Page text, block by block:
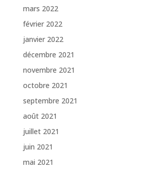
mars 2022
février 2022
janvier 2022
décembre 2021
novembre 2021
octobre 2021
septembre 2021
août 2021
juillet 2021
juin 2021
mai 2021